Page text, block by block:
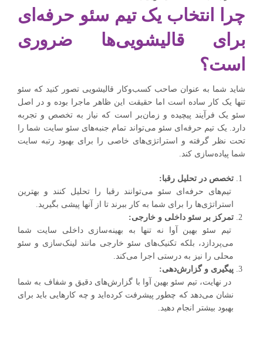
چرا انتخاب یک تیم سئو حرفه‌ای
برای قالیشویی‌ها ضروری
است؟
شاید شما به عنوان صاحب کسب‌وکار قالیشویی تصور کنید که سئو
تنها یک کار ساده است اما حقیقت این ظاهر ماجرا بوده و در اصل
سئو یک فرآیند پیچیده و زمان‌بر است که نیاز به تخصص و تجربه
دارد. یک تیم حرفه‌ای سئو می‌تواند تمام جنبه‌های سئو سایت شما را
تحت نظر گرفته و استراتژی‌های خاصی را برای بهبود رتبه سایت
شما پیاده‌سازی کند.
تخصص در تحلیل رقبا:
تیم‌های حرفه‌ای سئو می‌توانند رقبا را تحلیل کنند و بهترین
استراتژی‌ها را برای شما به کار ببرند تا از آنها پیشی بگیرید.
تمرکز بر سئو داخلی و خارجی:
تیم سئو بهین آوا نه تنها به بهینه‌سازی داخلی سایت شما
می‌پردازد، بلکه تکنیک‌های سئو خارجی مانند لینک‌سازی و سئو
محلی را نیز به درستی اجرا می‌کند.
پیگیری و گزارش‌دهی:
در نهایت، تیم سئو بهین آوا با گزارش‌های دقیق و شفاف به شما
نشان می‌دهد که چطور پیشرفت کرده‌اید و چه کارهایی باید برای
بهبود بیشتر انجام دهید.